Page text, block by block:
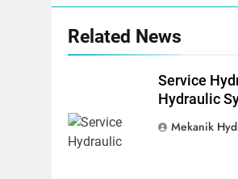
Related News
Service
Hydraulic
Mekanik